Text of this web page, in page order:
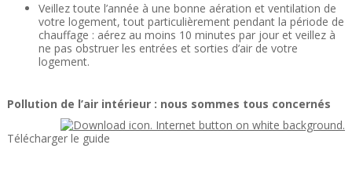
Veillez toute l’année à une bonne aération et ventilation de
votre logement, tout particulièrement pendant la période de
chauffage : aérez au moins 10 minutes par jour et veillez à
ne pas obstruer les entrées et sorties d’air de votre
logement.
Pollution de l’air intérieur : nous sommes tous concernés
Télécharger le guide